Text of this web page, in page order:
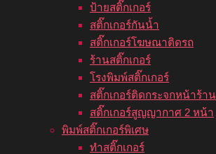
ป้ายสติ๊กเกอร์
สติ๊กเกอร์กันน้ำ
สติ๊กเกอร์โฆษณาติดรถ
ร้านสติ๊กเกอร์
โรงพิมพ์สติ๊กเกอร์
สติ๊กเกอร์ติดกระจกหน้าร้าน
สติ๊กเกอร์สูญญากาศ 2 หน้า
พิมพ์สติ๊กเกอร์พิเศษ
ทำสติ๊กเกอร์